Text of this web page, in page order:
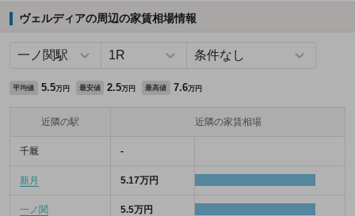
ヴェルディアの周辺の家賃相場情報
平均値 5.5万円 最安値 2.5万円 最高値 7.6万円
近隣の駅 近隣の家賃相場
千厩 -
新月 5.17万円
一ノ関 5.5万円